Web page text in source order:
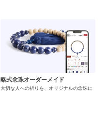
略式念珠オーダーメイド
大切な人への祈りを、オリジナルの念珠に